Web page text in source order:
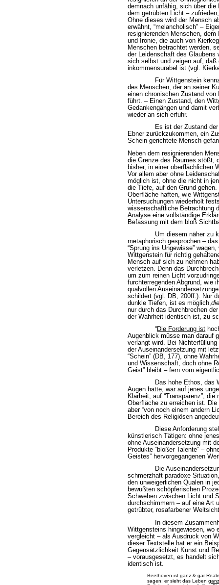
demnach unfähig, sich über
dem getrübten Licht –
Ohne dieses wird der Mensch
erwähnt, “melancholisch” –
resignierenden Menschen,
und Ironie, die auch von
Menschen betrachtet werden,
der Leidenschaft des
sich selbst und zeigen auf,
inkommensurabel ist (vgl.
Für Wittgenstein
des Menschen, der an seiner
einen chronischen Zustand
führt. – Einen Zustand, den
Gedankengängen und damit
wieder an sich erfuhr.
Es ist der Zustand
Ebner zurückzukommen, ein
Schein gerichtete Mensch
Neben dem resignierenden
die Grenze des Raumes stößt,
bisher, in einer oberflächlichen
Vor allem aber ohne
möglich ist, ohne die nicht in
die Tiefe, auf den Grund
Oberfläche haften, wie
Untersuchungen wiederholt
wissenschaftliche Betrachtung
Analyse eine vollständige
Befassung mit dem bloß
Um diesem näher zu
metaphorisch gesprochen –
“Sprung ins Ungewisse”
Wittgenstein für richtig
Mensch auf sich zu nehmen
verletzen. Denn das
um zum reinen Licht
furchterregenden Abgrund, wie
qualvollen
schildert (vgl. DB, 200ff.). Nur
dunkle Tiefen, ist es möglich,
nur durch das Durchbrechen
der Wahrheit identisch ist, zu
“Die Forderung ist
Augenblick müsse man darauf
verlangt wird. Bei
der Auseinandersetzung mit
“Schein” (DB, 177), ohne
und Wissenschaft, doch ohne
Geist” bleibt – fern vom
Das hohe Ethos, das
Augen hatte, war auf jenes
Klarheit, auf “Transparenz”,
Oberfläche zu erreichen ist.
aber“von noch einem andern
Bereich des Religiösen
Diese Anforderung
künstlerisch Tätigen: ohne
ohne Auseinandersetzung mit
Produkte “bloßer Talente” –
Geistes” hervorgegangenen
Die
schmerzhaft paradoxe
den unweigerlichen Qualen in
bewußten schöpferischen
Schweben zwischen Licht und
durchschimmern – auf eine Art
getrübter, rosafarbener
In diesem
Wittgensteins hingewiesen, wo
vergleicht – als Ausdruck von
dieser Textstelle hat er ein
Gegensätzlichkeit Kunst und
– vorausgesetzt, es handelt
identisch ist.
Beethoven ist ganz & gar
sagen: er sieht das Leben